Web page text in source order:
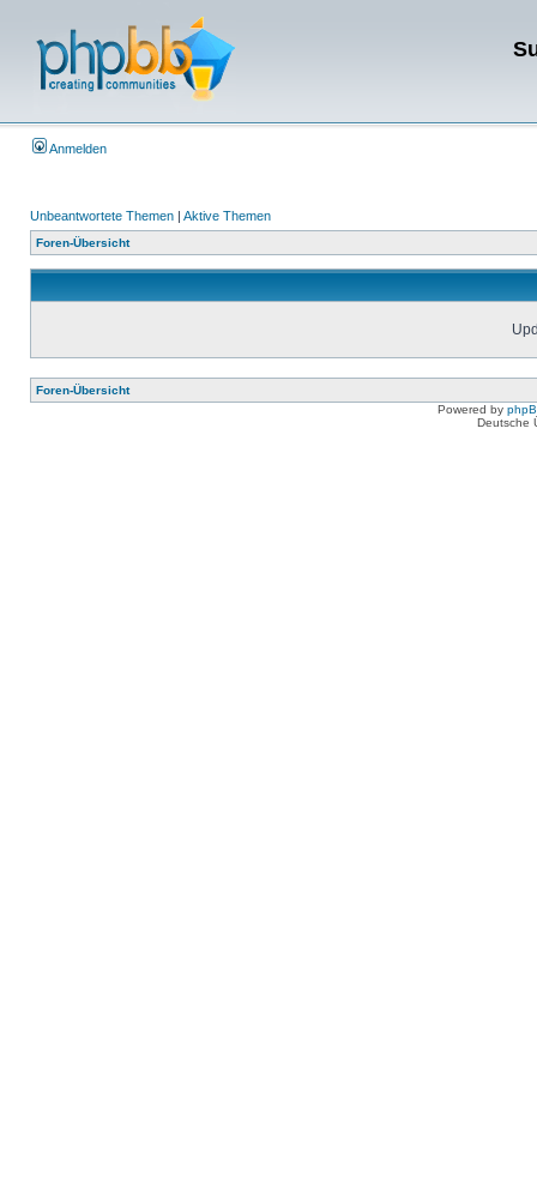
Anmelden
Unbeantwortete Themen | Aktive Themen
Foren-Übersicht
Foren-Übersicht
Powered by
Deutsche